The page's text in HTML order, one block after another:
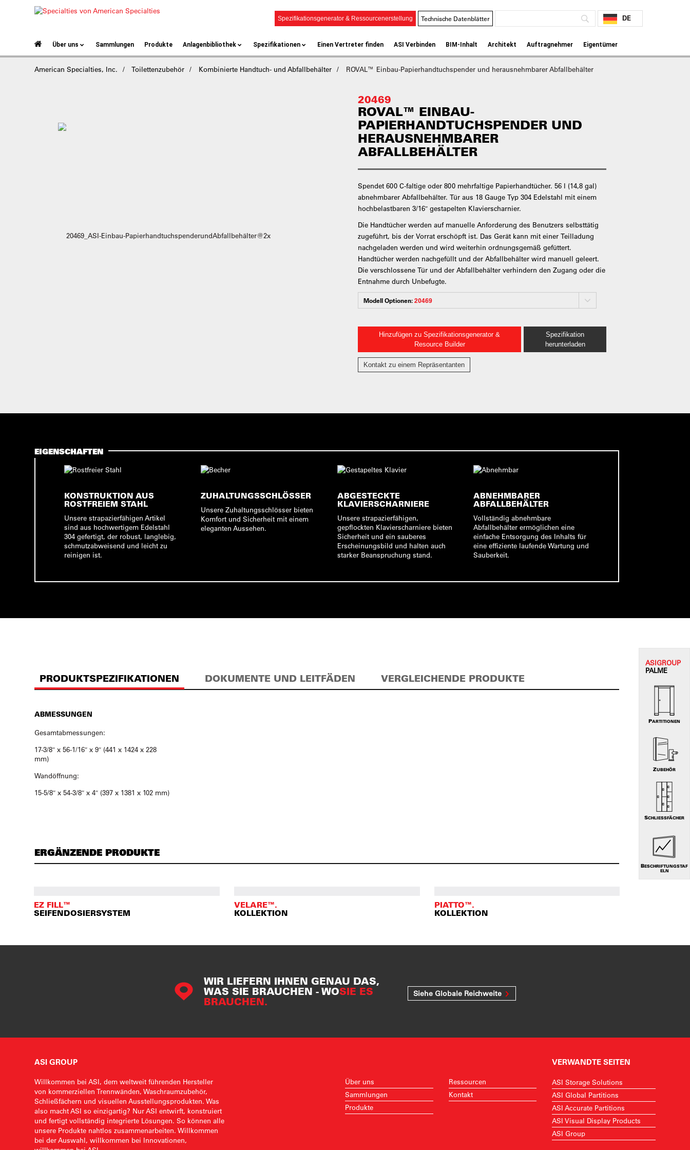
Spezifikationsgenerator & Ressourcenerstellung Technische Datenblätter DE
Über uns Sammlungen Produkte Anlagenbibliothek Spezifikationen Einen Vertreter finden ASI Verbinden BIM-Inhalt Architekt Auftragnehmer Eigentümer
American Specialties, Inc. Toilettenzubehör Kombinierte Handtuch- und Abfallbehälter ROVAL™ Einbau-Papierhandtuchspender und herausnehmbarer Abfallbehälter
20469
ROVAL™ EINBAU-
PAPIERHANDTUCHSPENDER UND
HERAUSNEHMBARER
ABFALLBEHÄLTER
Spendet 600 C-faltige oder 800 mehrfaltige Papierhandtücher. 56 l (14,8 gal)
abnehmbarer Abfallbehälter. Tür aus 18 Gauge Typ 304 Edelstahl mit einem
hochbelastbaren 3/16″ gestapelten Klavierscharnier.
Die Handtücher werden auf manuelle Anforderung des Benutzers selbsttätig
zugeführt, bis der Vorrat erschöpft ist. Das Gerät kann mit einer Teilladung
nachgeladen werden und wird weiterhin ordnungsgemäß gefüttert.
Handtücher werden nachgefüllt und der Abfallbehälter wird manuell geleert.
Die verschlossene Tür und der Abfallbehälter verhindern den Zugang oder die
Entnahme durch Unbefugte.
Modell Optionen:20469
Hinzufügen zu Spezifikationsgenerator &
Resource Builder
Spezifikation
herunterladen
Kontakt zu einem Repräsentanten
EIGENSCHAFTEN
KONSTRUKTION AUS
ROSTFREIEM STAHL
Unsere strapazierfähigen Artikel
sind aus hochwertigem Edelstahl
304 gefertigt, der robust, langlebig,
schmutzabweisend und leicht zu
reinigen ist.
ZUHALTUNGSSCHLÖSSER
Unsere Zuhaltungsschlösser bieten
Komfort und Sicherheit mit einem
eleganten Aussehen.
ABGESTECKTE
KLAVIERSCHARNIERE
Unsere strapazierfähigen,
gepflockten Klavierscharniere bieten
Sicherheit und ein sauberes
Erscheinungsbild und halten auch
starker Beanspruchung stand.
ABNEHMBARER
ABFALLBEHÄLTER
Vollständig abnehmbare
Abfallbehälter ermöglichen eine
einfache Entsorgung des Inhalts für
eine effiziente laufende Wartung und
Sauberkeit.
PRODUKTSPEZIFIKATIONEN DOKUMENTE UND LEITFÄDEN VERGLEICHENDE PRODUKTE
ABMESSUNGEN
Gesamtabmessungen:
17-3/8″ x 56-1/16″ x 9″ (441 x 1424 x 228
mm)
Wandöffnung:
15-5/8″ x 54-3/8″ x 4″ (397 x 1381 x 102 mm)
ERGÄNZENDE PRODUKTE
EZ FILL™
SEIFENDOSIERSYSTEM
VELARE™.
KOLLEKTION
PIATTO™.
KOLLEKTION
WIR LIEFERN IHNEN GENAU DAS,
WAS SIE BRAUCHEN - WOSIE ES
BRAUCHEN.
Siehe Globale Reichweite
ASIGROUP
PALME
PARTITIONEN
ZUBEHÖR
SCHLIESSFÄCHER
BESCHRIFTUNGSTAF
ELN
ASI GROUP
Willkommen bei ASI, dem weltweit führenden Hersteller
von kommerziellen Trennwänden, Waschraumzubehör,
Schließfächern und visuellen Ausstellungsprodukten. Was
also macht ASI so einzigartig? Nur ASI entwirft, konstruiert
und fertigt vollständig integrierte Lösungen. So können alle
unsere Produkte nahtlos zusammenarbeiten. Willkommen
bei der Auswahl, willkommen bei Innovationen,
Über uns
Sammlungen
Produkte
Ressourcen
Kontakt
VERWANDTE SEITEN
ASI Storage Solutions
ASI Global Partitions
ASI Accurate Partitions
ASI Visual Display Products
ASI Group